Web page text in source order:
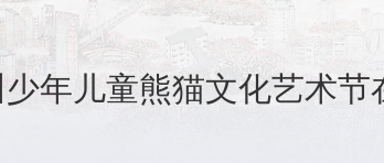
年儿童熊猫文化艺术节